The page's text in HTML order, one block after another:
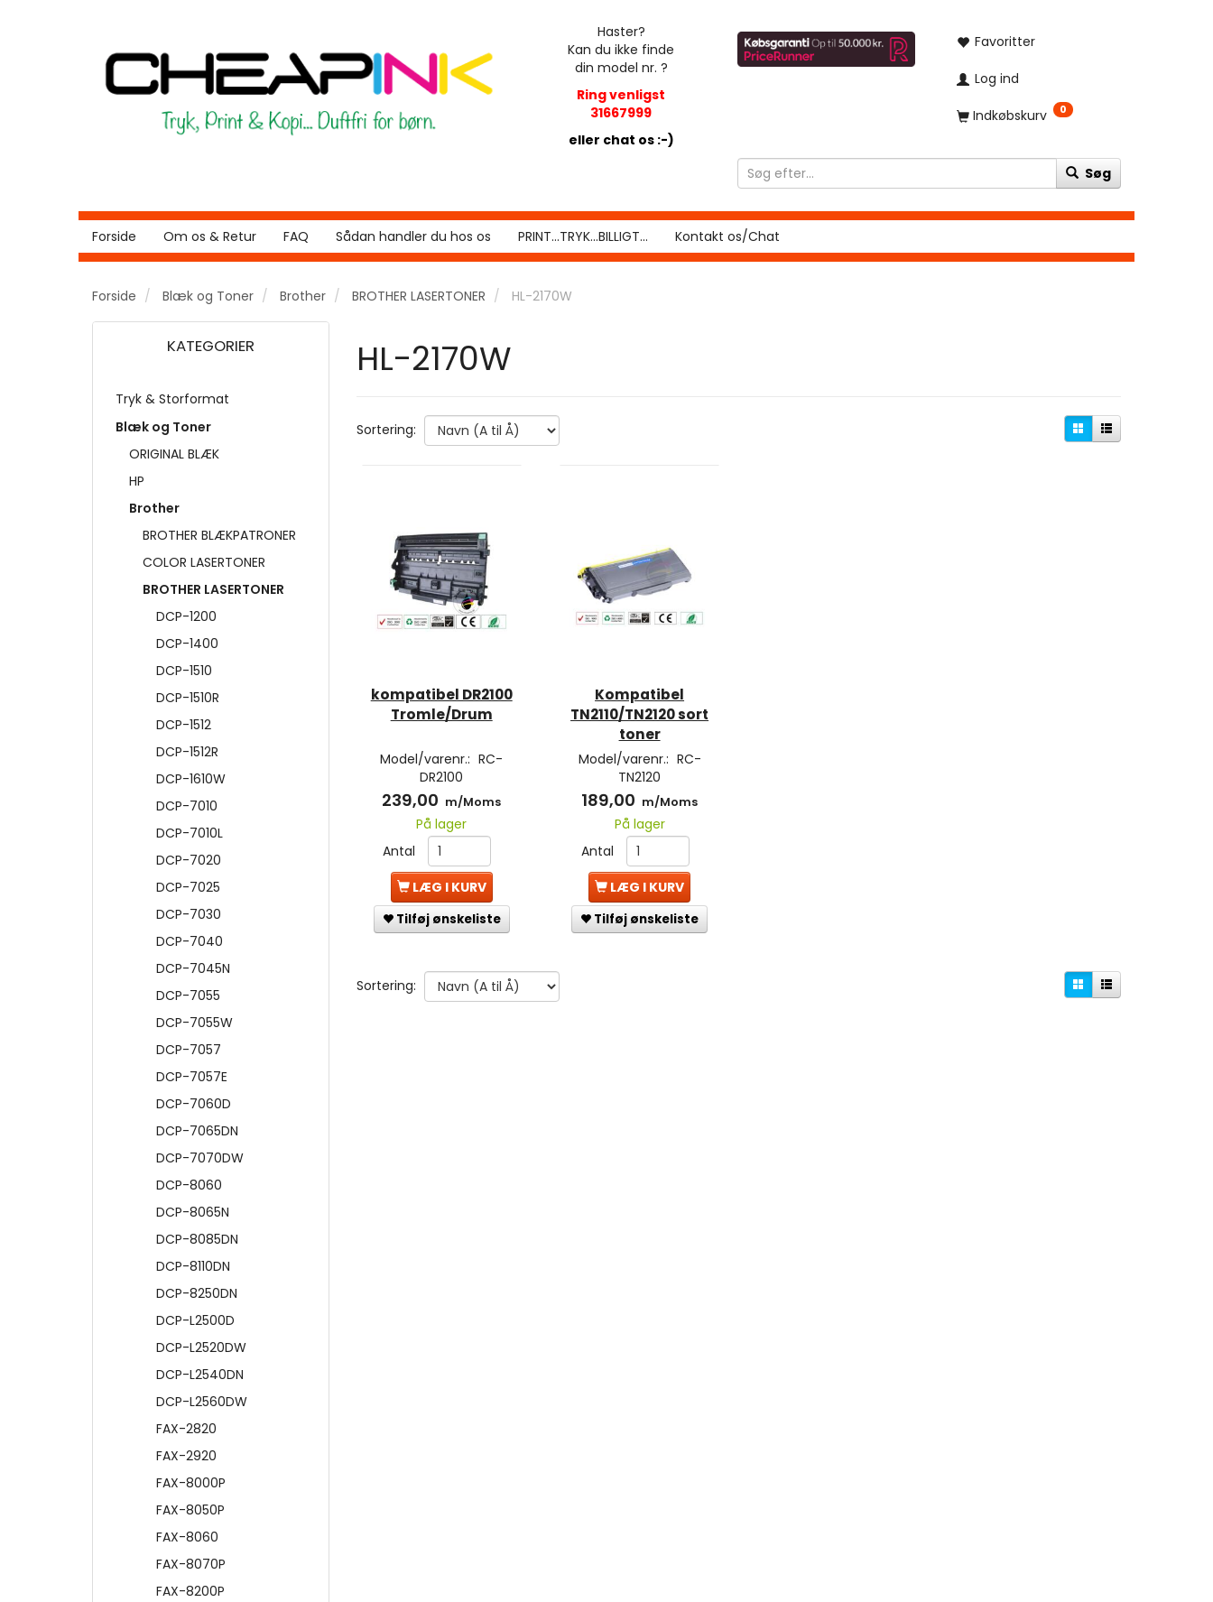
Haster?
Kan du ikke finde
din model nr. ?
Ring venligst
31667999
eller chat os :-)
Favoritter
Log ind
Indkøbskurv 0
Søg
Forside Om os & Retur FAQ Sådan handler du hos os PRINT...TRYK...BILLIGT... Kontakt os/Chat
Forside Blæk og Toner Brother BROTHER LASERTONER HL-2170W
KATEGORIER
Tryk & Storformat
Blæk og Toner
ORIGINAL BLÆK
HP
Brother
BROTHER BLÆKPATRONER
COLOR LASERTONER
BROTHER LASERTONER
DCP-1200
DCP-1400
DCP-1510
DCP-1510R
DCP-1512
DCP-1512R
DCP-1610W
DCP-7010
DCP-7010L
DCP-7020
DCP-7025
DCP-7030
DCP-7040
DCP-7045N
DCP-7055
DCP-7055W
DCP-7057
DCP-7057E
DCP-7060D
DCP-7065DN
DCP-7070DW
DCP-8060
DCP-8065N
DCP-8085DN
DCP-8110DN
DCP-8250DN
DCP-L2500D
DCP-L2520DW
DCP-L2540DN
DCP-L2560DW
FAX-2820
FAX-2920
FAX-8000P
FAX-8050P
FAX-8060
FAX-8070P
FAX-8200P
HL-2170W
Sortering:
kompatibel DR2100
Tromle/Drum
Model/varenr.: RC-
DR2100
239,00 m/Moms
På lager
Antal
LÆG I KURV
Tilføj ønskeliste
Kompatibel
TN2110/TN2120 sort
toner
Model/varenr.: RC-
TN2120
189,00 m/Moms
På lager
Antal
LÆG I KURV
Tilføj ønskeliste
Sortering: